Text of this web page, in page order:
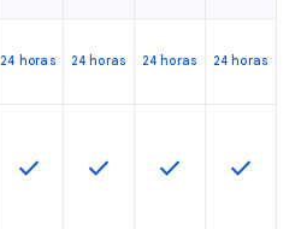
24 horas 24 horas 24 horas 24 horas
Esta funcionalidade está
check Esta funcionalidade está
check Esta
check Esta
check